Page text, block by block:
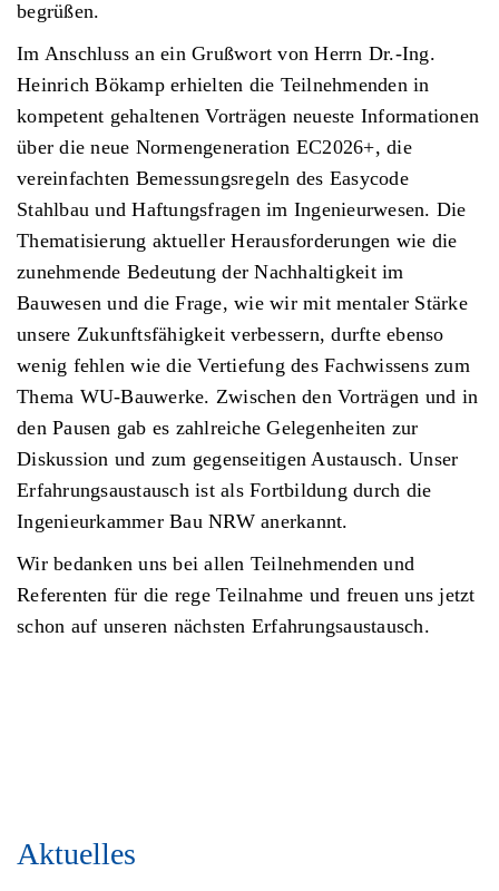
begrüßen.
Im Anschluss an ein Grußwort von Herrn Dr.-Ing.
Heinrich Bökamp erhielten die Teilnehmenden in
kompetent gehaltenen Vorträgen neueste Informationen
über die neue Normengeneration EC2026+, die
vereinfachten Bemessungsregeln des Easycode
Stahlbau und Haftungsfragen im Ingenieurwesen. Die
Thematisierung aktueller Herausforderungen wie die
zunehmende Bedeutung der Nachhaltigkeit im
Bauwesen und die Frage, wie wir mit mentaler Stärke
unsere Zukunftsfähigkeit verbessern, durfte ebenso
wenig fehlen wie die Vertiefung des Fachwissens zum
Thema WU-Bauwerke. Zwischen den Vorträgen und in
den Pausen gab es zahlreiche Gelegenheiten zur
Diskussion und zum gegenseitigen Austausch. Unser
Erfahrungsaustausch ist als Fortbildung durch die
Ingenieurkammer Bau NRW anerkannt.
Wir bedanken uns bei allen Teilnehmenden und
Referenten für die rege Teilnahme und freuen uns jetzt
schon auf unseren nächsten Erfahrungsaustausch.
Aktuelles